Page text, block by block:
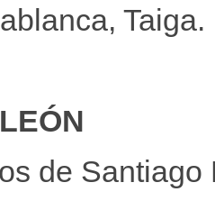
Taiga.
de Santiago